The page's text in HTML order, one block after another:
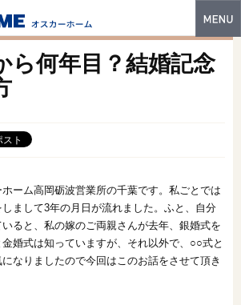
ベント・モデルハウス
建築実例
フォトギャラリー
ら何年目？結婚記念
ーム高岡砺波営業所の千葉です。私ごとでは
まして3年の月日が流れました。ふと、自分
ると、私の嫁のご両親さんが去年、銀婚式を
婚式は知っていますが、それ以外で、○○式と
なりましたので今回はこのお話をさせて頂き